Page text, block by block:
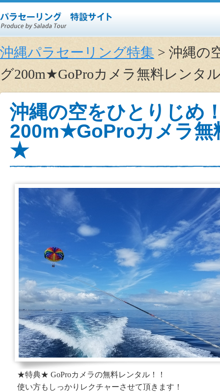
沖縄パラセーリング特集 > 沖縄の
グ200m★GoProカメラ無料レンタ
沖縄の空をひとりじめ
200m★GoProカメラ無
★
★特典★ GoProカメラの無料レンタル！！
使い方もしっかりレクチャーさせて頂きます！